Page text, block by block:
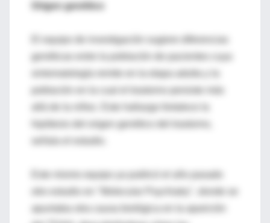
Origen genético
El equipo de investigación sugiere diferencias
genéticas entre la población de pacientes cuya
sintomatología remite en la etapa adulta y la
allá de la niñez. Este hallazgo fortalece la
hipótesis del origen genético del trastorno,
Este mismo equipo ya publicó el año pasado
apuntaba otra causa biológica en la aparición